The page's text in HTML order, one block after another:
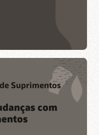
Suprimentos
com